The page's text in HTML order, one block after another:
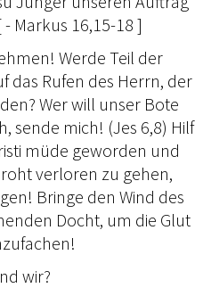
Markus 16,15-18 ]
Werde Teil der
das Rufen des Herrn, der
Wer will unser Bote
sende mich! (Jes 6,8) Hilf
müde geworden und
verloren zu gehen,
Bringe den Wind des
Docht, um die Glut
wir?